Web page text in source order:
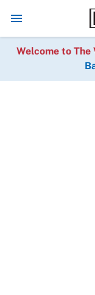
पार्षद
Welcome to The